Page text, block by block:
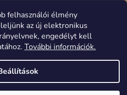
felhasználói élmény
az új elektronikus
engedélyt kell
További információk.